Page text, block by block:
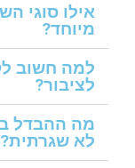
אילו סוגי
מיוחד?
למה חשוב
לציבור?
מה ההבדל
לא שגרתית?